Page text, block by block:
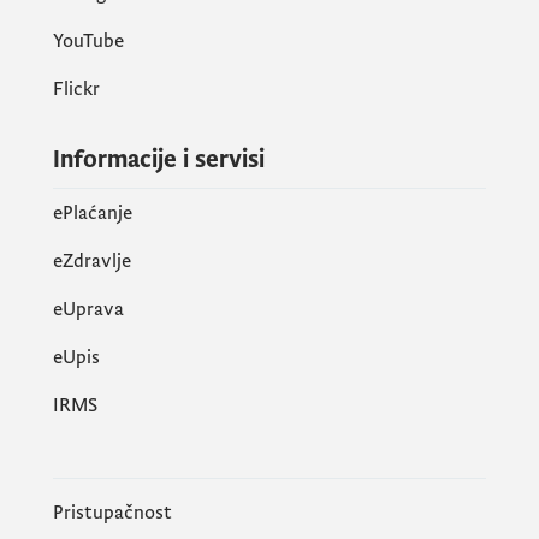
YouTube
Flickr
Informacije i servisi
ePlaćanje
eZdravlje
eUprava
еUpis
IRMS
Pristupačnost